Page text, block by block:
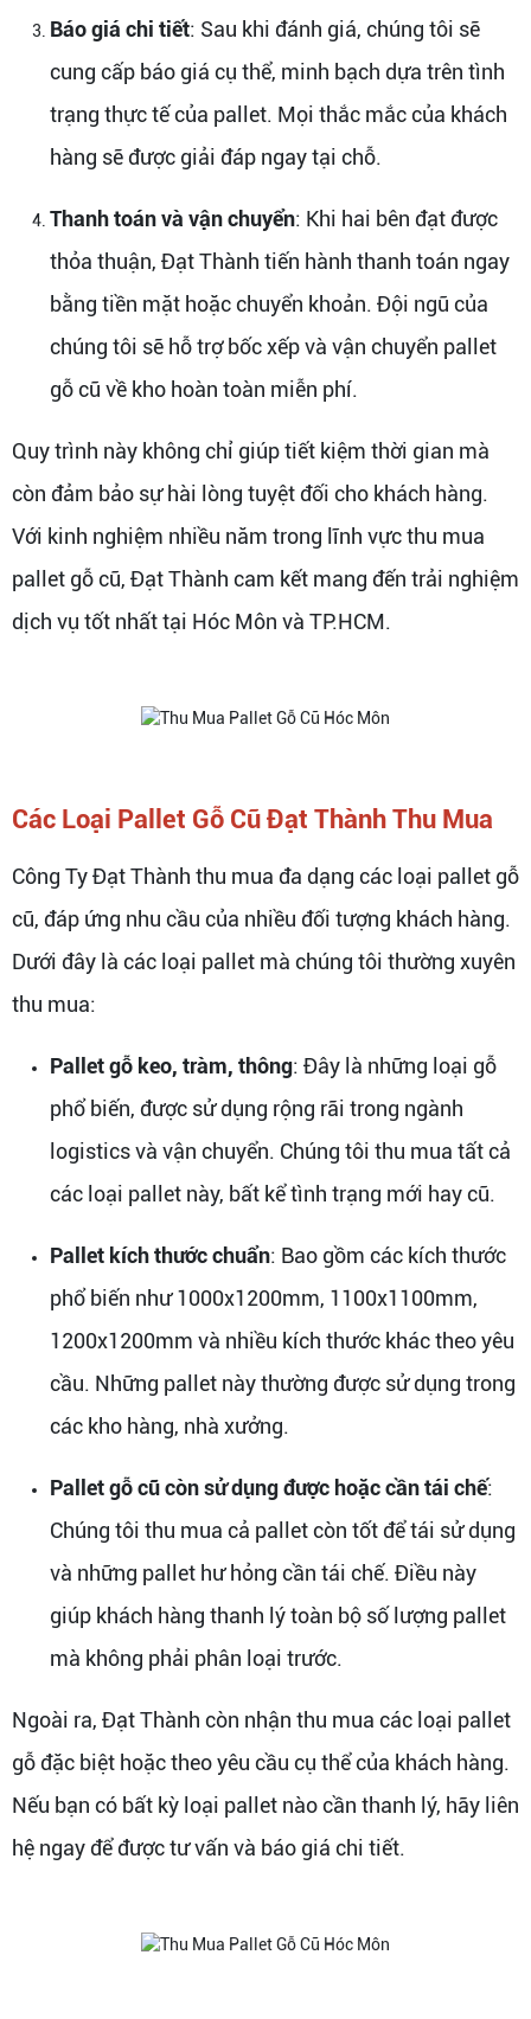
Báo giá chi tiết: Sau khi đánh giá, chúng tôi sẽ
cung cấp báo giá cụ thể, minh bạch dựa trên tình
trạng thực tế của pallet. Mọi thắc mắc của khách
hàng sẽ được giải đáp ngay tại chỗ.
Thanh toán và vận chuyển: Khi hai bên đạt được
thỏa thuận, Đạt Thành tiến hành thanh toán ngay
bằng tiền mặt hoặc chuyển khoản. Đội ngũ của
chúng tôi sẽ hỗ trợ bốc xếp và vận chuyển pallet
gỗ cũ về kho hoàn toàn miễn phí.
Quy trình này không chỉ giúp tiết kiệm thời gian mà
còn đảm bảo sự hài lòng tuyệt đối cho khách hàng.
Với kinh nghiệm nhiều năm trong lĩnh vực thu mua
pallet gỗ cũ, Đạt Thành cam kết mang đến trải nghiệm
dịch vụ tốt nhất tại Hóc Môn và TP.HCM.
Các Loại Pallet Gỗ Cũ Đạt Thành Thu Mua
Công Ty Đạt Thành thu mua đa dạng các loại pallet gỗ
cũ, đáp ứng nhu cầu của nhiều đối tượng khách hàng.
Dưới đây là các loại pallet mà chúng tôi thường xuyên
thu mua:
Pallet gỗ keo, tràm, thông: Đây là những loại gỗ
phổ biến, được sử dụng rộng rãi trong ngành
logistics và vận chuyển. Chúng tôi thu mua tất cả
các loại pallet này, bất kể tình trạng mới hay cũ.
Pallet kích thước chuẩn: Bao gồm các kích thước
phổ biến như 1000x1200mm, 1100x1100mm,
1200x1200mm và nhiều kích thước khác theo yêu
cầu. Những pallet này thường được sử dụng trong
các kho hàng, nhà xưởng.
Pallet gỗ cũ còn sử dụng được hoặc cần tái chế:
Chúng tôi thu mua cả pallet còn tốt để tái sử dụng
và những pallet hư hỏng cần tái chế. Điều này
giúp khách hàng thanh lý toàn bộ số lượng pallet
mà không phải phân loại trước.
Ngoài ra, Đạt Thành còn nhận thu mua các loại pallet
gỗ đặc biệt hoặc theo yêu cầu cụ thể của khách hàng.
Nếu bạn có bất kỳ loại pallet nào cần thanh lý, hãy liên
hệ ngay để được tư vấn và báo giá chi tiết.